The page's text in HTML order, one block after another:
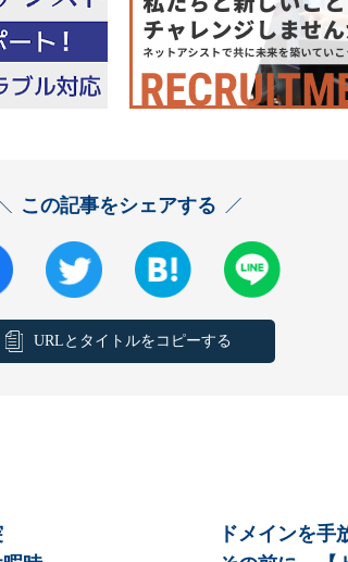
この記事をシェアする
URLとタイトルをコピーする
ドメインを手